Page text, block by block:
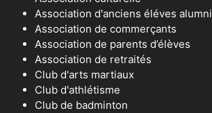
Association d'anciens éléves alumni
Association de commerçants
Association de parents d’élèves
Association de retraités
Club d'arts martiaux
Club d'athlétisme
Club de badminton